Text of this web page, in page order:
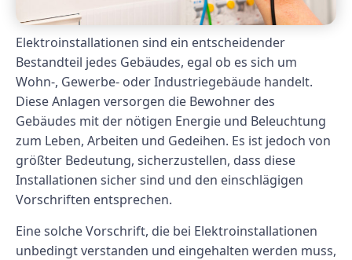
Elektroinstallationen sind ein entscheidender
Bestandteil jedes Gebäudes, egal ob es sich um
Wohn-, Gewerbe- oder Industriegebäude handelt.
Diese Anlagen versorgen die Bewohner des
Gebäudes mit der nötigen Energie und Beleuchtung
zum Leben, Arbeiten und Gedeihen. Es ist jedoch von
größter Bedeutung, sicherzustellen, dass diese
Installationen sicher sind und den einschlägigen
Vorschriften entsprechen.
Eine solche Vorschrift, die bei Elektroinstallationen
unbedingt verstanden und eingehalten werden muss,